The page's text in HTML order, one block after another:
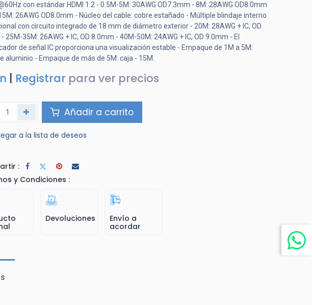
con estándar HDMI 1.2 - 0.5M-5M: 30AWG OD7.3mm - 8M: 28AWG OD8.0mm
26AWG OD8.0mm - Núcleo del cable: cobre estañado - Múltiple blindaje interno
con circuito integrado de 18 mm de diámetro exterior - 20M: 28AWG + IC, OD
25M-35M: 26AWG + IC, OD 8.0mm - 40M-50M: 24AWG + IC, OD 9.0mm - El
de señal IC proporciona una visualización estable - Empaque de 1M a 5M:
aluminio - Empaque de más de 5M: caja - 15M.
Registrar para ver precios
Añadir a carrito
a la lista de deseos
:
y Condiciones :
Devoluciones
Envío a
acordar